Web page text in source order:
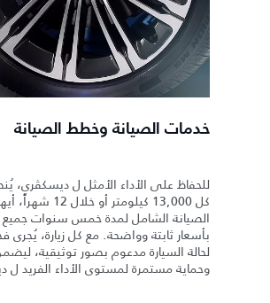
خدمات الصيانة وخطط الصيانة
للحفاظ على الأداء الأمثل ل ديسكڤري،
كل 13,000
الصيانة الشامل لمدة خمس سنوات جميع
بأسعار ثابتة وواضحة. مع كل زيارة،
لحالة السيارة مدعوم بصور توثيقية،
وحماية مستمرة لمستوى الأداء الفريد ل